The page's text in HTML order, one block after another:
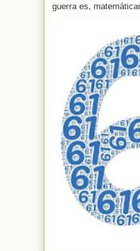
guerra es,